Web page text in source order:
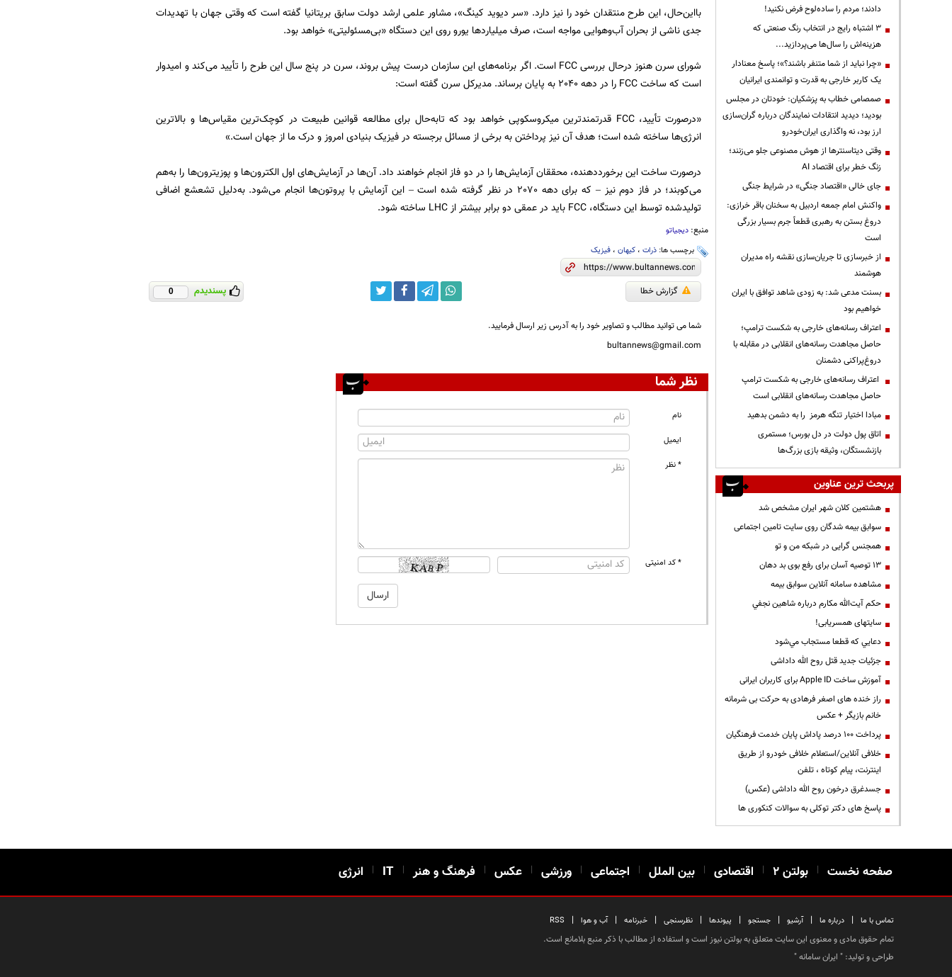
بااین‌حال، این طرح منتقدان خود را نیز دارد. «سر دیوید کینگ»، مشاور علمی ارشد دولت سابق بریتانیا گفته است که وقتی جهان با تهدیدات
جدی ناشی از بحران آب‌وهوایی مواجه است، صرف میلیاردها یورو روی این دستگاه «بی‌مسئولیتی» خواهد بود.
شورای سرن هنوز درحال بررسی FCC است. اگر برنامه‌های این سازمان درست پیش بروند، سرن در پنج سال این طرح را تأیید می‌کند و امیدوار
است که ساخت FCC را در دهه 2040 به پایان برساند. مدیرکل سرن گفته است:
«درصورت تأیید، FCC قدرتمندترین میکروسکوپی خواهد بود که تا‌به‌حال برای مطالعه قوانین طبیعت در کوچک‌ترین مقیاس‌ها و بالاترین
انرژی‌ها ساخته شده است؛ هدف آن نیز پرداختن به برخی از مسائل برجسته در فیزیک بنیادی امروز و درک ما از جهان است.»
درصورت ساخت این برخورددهنده، محققان آزمایش‌ها را در دو فاز انجام خواهند داد. آن‌ها در آزمایش‌های اول الکترون‌ها و پوزیترون‌ها را به‌هم
می‌کوبند؛ در فاز دوم نیز – که برای دهه 2070 در نظر گرفته شده است – این آزمایش با پروتون‌ها انجام می‌شود. به‌دلیل تشعشع اضافی
تولیدشده توسط این دستگاه، FCC باید در عمقی دو برابر بیشتر از LHC ساخته شود.
منبع: دیجیاتو
برچسب ها: ذرات، کیهان، فیزیک
گزارش خطا پسندیدم 0
شما می توانید مطالب و تصاویر خود را به آدرس زیر ارسال فرمایید.
bultannews@gmail.com
نظر شما
نام
ایمیل
* نظر
* کد امنیتی
دادند؛ مردم را ساده‌لوح فرض نکنید!
3 اشتباه رایج در انتخاب رنگ صنعتی که
هزینه‌اش را سال‌ها می‌پردازید...
«چرا نباید از شما متنفر باشند؟»؛ پاسخ معنادار
یک کاربر خارجی به قدرت و توانمندی ایرانیان
صمصامی خطاب به پزشکیان: خودتان در مجلس
بودید؛ دیدید انتقادات نمایندگان درباره گران‌سازی
ارز بود، نه واگذاری ایران‌خودرو
وقتی دیتاسنترها از هوش مصنوعی جلو می‌زنند؛
زنگ خطر برای اقتصاد AI
جای خالی «اقتصاد جنگی» در شرایط جنگی
واکنش امام جمعه اردبیل به سخنان باقر خرازی:
دروغ بستن به رهبری قطعاً جرم بسیار بزرگی
است
از خبرسازی تا جریان‌سازی نقشه راه مدیران
هوشمند
بسنت مدعی شد: به زودی شاهد توافق با ایران
خواهیم بود
اعتراف رسانه‌های خارجی به شکست ترامپ؛
حاصل مجاهدت رسانه‌های انقلابی در مقابله با
دروغ‌پراکنی دشمنان
اعتراف رسانه‌های خارجی به شکست ترامپ
حاصل مجاهدت رسانه‌های انقلابی است
مبادا اختیار تنگه هرمز را به دشمن بدهید
اتاق پول دولت در دل بورس؛ مستمری
بازنشستگان، وثیقه بازی بزرگ‌ها
پربحث ترین عناوین
هشتمین کلان شهر ایران مشخص شد
سوابق بیمه شدگان روی سایت تامین اجتماعی
همجنس گرایی در شبکه من و تو
13 توصیه آسان برای رفع بوی بد دهان
مشاهده سامانه آنلاين سوابق بیمه
حكم آيت‌الله مكارم درباره شاهين نجفي
سایتهای همسریابی!
دعايي كه قطعا مستجاب مي‌شود
جزئیات جدید قتل روح الله داداشی
آموزش ساخت Apple ID برای کاربران ایرانی
راز خنده های اصغر فرهادی به حرکت بی شرمانه
خانم بازیگر + عکس
پرداخت ۱۰۰ درصد پاداش پایان خدمت فرهنگیان
خلافی آنلاین/استعلام خلافی خودرو از طریق
اینترنت، پیام کوتاه ، تلفن
جسدغرق درخون روح الله داداشی (عکس)
پاسخ های دکتر توکلی به سوالات کنکوری ها
صفحه نخست | بولتن ۲ | اقتصادی | بین الملل | اجتماعی | ورزشی | عکس | فرهنگ و هنر |
IT
| انرژی
تماس با ما | درباره ما | آرشیو | جستجو | پیوندها | نظرسنجی | خبرنامه | آب و هوا |
RSS
تمام حقوق مادی و معنوی این سایت متعلق به بولتن نیوز است و استفاده از مطالب با ذکر منبع بلامانع است.
طراحی و تولید: " ایران سامانه"